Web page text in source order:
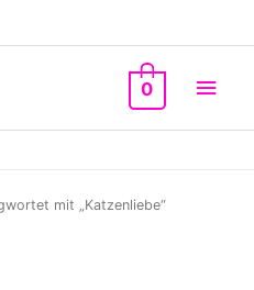
0
mit „Katzenliebe“